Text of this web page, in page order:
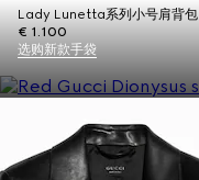
Lady Lunetta系列小号肩背包
€ 1.100
选购新款手袋